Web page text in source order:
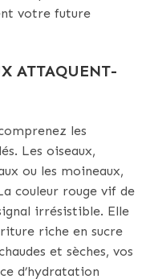
votre future
ATTAQUENT-
les
Les oiseaux,
ou les moineaux,
couleur rouge vif de
irrésistible. Elle
riche en sucre
et sèches, vos
d’hydratation